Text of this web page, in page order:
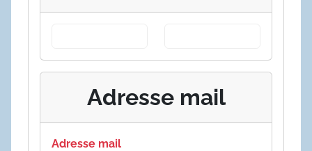
Adresse mail
Adresse mail